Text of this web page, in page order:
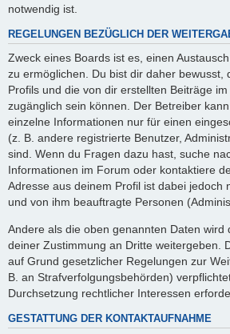
notwendig ist.
REGELUNGEN BEZÜGLICH DER
Zweck eines Boards ist es, einen
zu ermöglichen. Du bist dir daher bewusst,
Profils und die von dir erstellten Beiträge
zugänglich sein können. Der Betreiber
einzelne Informationen nur für einen
(z. B. andere registrierte Benutzer,
sind. Wenn du Fragen dazu hast, suche
Informationen im Forum oder kontaktiere
Adresse aus deinem Profil ist dabei jedoch
und von ihm beauftragte Personen
Andere als die oben genannten Daten wird
deiner Zustimmung an Dritte weitergeben.
auf Grund gesetzlicher Regelungen zur
B. an Strafverfolgungsbehörden)
Durchsetzung rechtlicher Interessen
GESTATTUNG DER KONTAKTAUFNAHME